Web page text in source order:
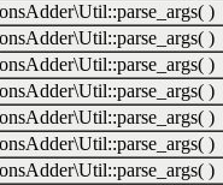
)
)
)
)
)
)
)